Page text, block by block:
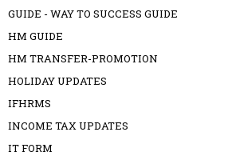
GUIDE - WAY TO SUCCESS GUIDE
HM GUIDE
HM TRANSFER-PROMOTION
HOLIDAY UPDATES
IFHRMS
INCOME TAX UPDATES
IT FORM